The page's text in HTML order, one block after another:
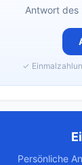
Antwort des
✓
Persönliche